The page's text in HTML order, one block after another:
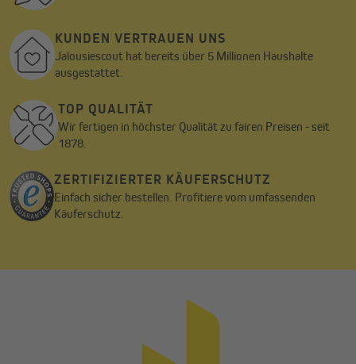
KUNDEN VERTRAUEN UNS
Jalousiescout hat bereits über 5 Millionen Haushalte
ausgestattet.
TOP QUALITÄT
Wir fertigen in höchster Qualität zu fairen Preisen - seit
1878.
ZERTIFIZIERTER KÄUFERSCHUTZ
Einfach sicher bestellen. Profitiere vom umfassenden
Käuferschutz.